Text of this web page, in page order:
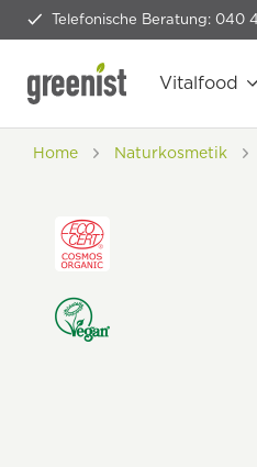
Telefonische Beratung: 040
Vitalfood
Home Naturkosmetik